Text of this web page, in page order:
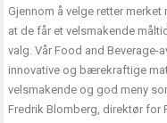
Gjennom å velge retter merket
at de får et velsmakende
valg. Vår Food and
innovative og bærekraftige
velsmakende og god meny
Fredrik Blomberg, direktør for